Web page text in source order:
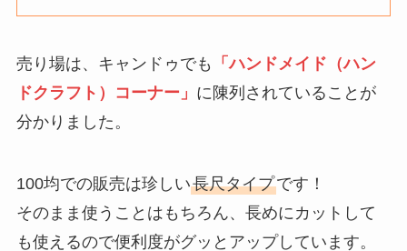
売り場は、キャンドゥでも
「ハンドメイド（ハン
ドクラフト）コーナー」 に陳列されていることが
分かりました。
100均での販売は珍しい長尺タイプです！
そのまま使うことはもちろん、長めにカットして
も使えるので便利度がグッとアップしています。